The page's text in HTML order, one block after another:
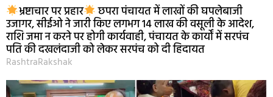
भ्रष्टाचार पर प्रहार छपरा पंचायत में लाखों की घपलेबाजी
उजागर, सीईओ ने जारी किए लगभग 14 लाख की वसूली के आदेश,
राशि जमा न करने पर होगी कार्यवाही, पंचायत के कार्यों में सरपंच
पति की दखलंदाजी को लेकर सरपंच को दी हिदायत
RashtraRakshak